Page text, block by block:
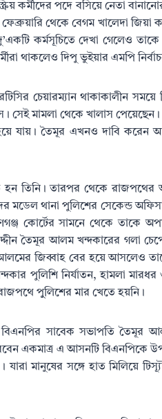
কর্মীদের পদে বসিয়ে নেতা বানানোর
থেকে বেগম খালেদা জিয়া
কর্মসূচিতে দেখা গেলেও
থাকলেও দিপু ভুইয়ার এমপি
চেয়ারম্যান থাকাকালীন
সেই মামলা থেকে খালাস
যায়। তৈমূর এখনও দাবি করেন
তিনি। তারপর থেকে রাজপথের
মডেল থানা পুলিশের সেকেন্ড
কোর্টের সামনে থেকে তাকে
তৈমূর আলম খন্দকারের গলা
জিব্বাহ বের হয়ে আসলেও
পুলিশি নির্যাতন, হামলা
পুুলিশের মার খেতে হয়নি।
বিএনপির সাবেক সভাপতি
একমাত্র এ আসনটি বিএনপিকে
মানুষের সঙ্গে হাত মিলিয়ে